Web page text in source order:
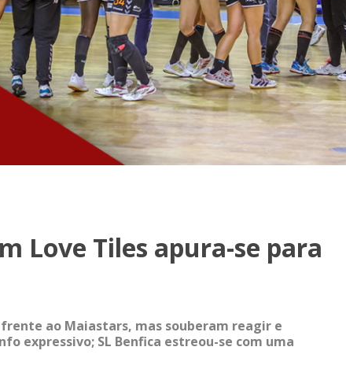
Love Tiles apura-se para
ao Maiastars, mas souberam reagir e
expressivo; SL Benfica estreou-se com uma